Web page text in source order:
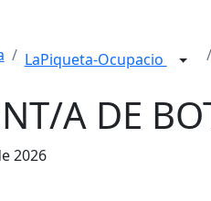
LaPiqueta-Ocupacio
A DE
2026